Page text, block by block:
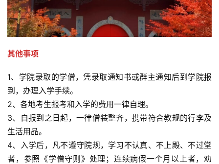
其他事项
1、学院录取的学僧，凭录取通知书或群主通知后到学院报
到，办理入学手续。
2、各地考生报考和入学的费用一律自理。
3、自报到之日起，一律僧装整齐，携带符合教规的行李及
生活用品。
4、入学后，凡不遵守院规，学习不认真、不上殿、不过堂
者，参照《学僧守则》处理；连续病假一个月以上者，劝